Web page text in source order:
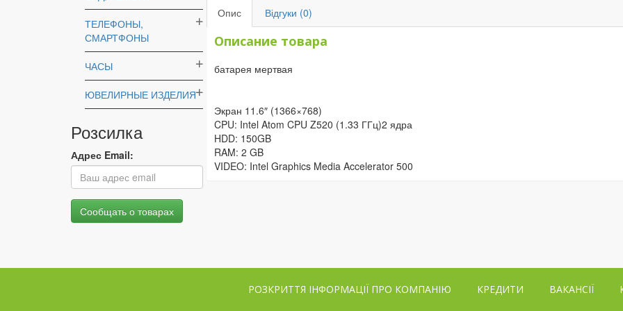
ТЕЛЕФОНЫ,
СМАРТФОНЫ
ЧАСЫ
ЮВЕЛИРНЫЕ ИЗДЕЛИЯ
Розсилка
Адрес Email:
Опис Відгуки (0)
Описание товара
батарея мертвая
Экран 11.6″ (1366×768)
CPU: Intel Atom CPU Z520 (1.33 ГГц)2 ядра
HDD: 150GB
RAM: 2 GB
VIDEO: Intel Graphics Media Accelerator 500
РОЗКРИТТЯ ІНФОРМАЦІЇ ПРО КОМПАНІЮ КРЕДИТИ ВАКАНСІЇ